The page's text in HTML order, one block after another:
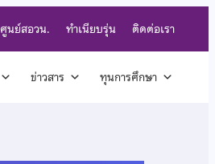
ศูนย์สอวน. ทำเนียบรุ่น ติดต่อเรา
ข่าวสาร ทุนการศึกษา